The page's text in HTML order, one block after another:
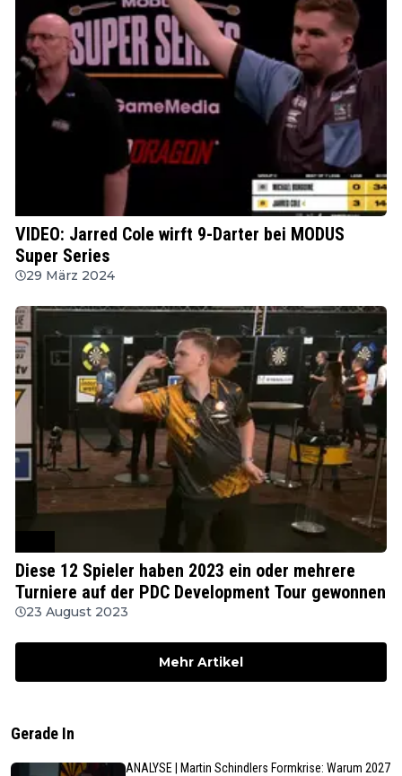
VIDEO: Jarred Cole wirft 9-Darter bei MODUS
Super Series
29 März 2024
Diese 12 Spieler haben 2023 ein oder mehrere
Turniere auf der PDC Development Tour gewonnen
23 August 2023
Mehr Artikel
Gerade In
ANALYSE | Martin Schindlers Formkrise: Warum 2027